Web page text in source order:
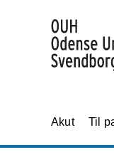
Akut Til